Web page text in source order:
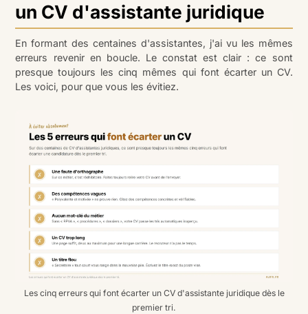
un CV d'assistante juridique
En formant des centaines d'assistantes, j'ai vu les mêmes
erreurs revenir en boucle. Le constat est clair : ce sont
presque toujours les cinq mêmes qui font écarter un CV.
Les voici, pour que vous les évitiez.
Les cinq erreurs qui font écarter un CV d'assistante juridique dès le
premier tri.